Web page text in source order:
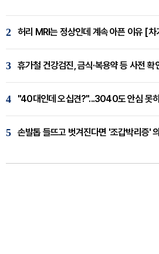
2 허리 MRI는 정상인데 계속 아픈 이유 [차
3 휴가철 건강검진, 금식·복용약 등 사전
4 "40대인데 오십견?"...3040도 안심 못
5 손발톱 들뜨고 벗겨진다면 '조갑박리증'